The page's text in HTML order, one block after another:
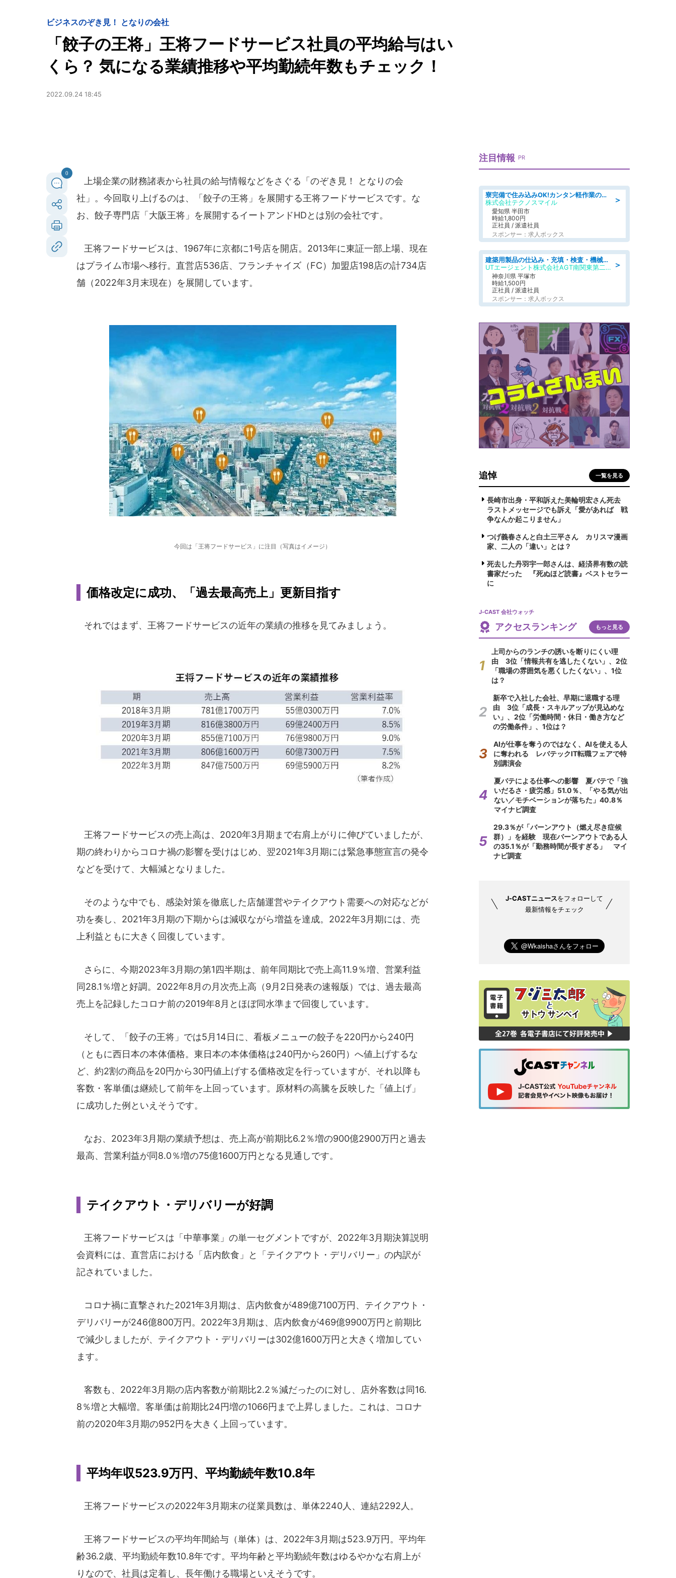
ビジネスのぞき見！ となりの会社
「餃子の王将」王将フードサービス社員の平均給与はい
くら？ 気になる業績推移や平均勤続年数もチェック！
2022.09.24 18:45
0
上場企業の財務諸表から社員の給与情報などをさぐる「のぞき見！ となりの会
社」。今回取り上げるのは、「餃子の王将」を展開する王将フードサービスです。な
お、餃子専門店「大阪王将」を展開するイートアンドHDとは別の会社です。
王将フードサービスは、1967年に京都に1号店を開店。2013年に東証一部上場、現在
はプライム市場へ移行。直営店536店、フランチャイズ（FC）加盟店198店の計734店
舗（2022年3月末現在）を展開しています。
今回は「王将フードサービス」に注目（写真はイメージ）
価格改定に成功、「過去最高売上」更新目指す
それではまず、王将フードサービスの近年の業績の推移を見てみましょう。
王将フードサービスの売上高は、2020年3月期まで右肩上がりに伸びていましたが、
期の終わりからコロナ禍の影響を受けはじめ、翌2021年3月期には緊急事態宣言の発令
などを受けて、大幅減となりました。
そのような中でも、感染対策を徹底した店舗運営やテイクアウト需要への対応などが
功を奏し、2021年3月期の下期からは減収ながら増益を達成。2022年3月期には、売
上利益ともに大きく回復しています。
さらに、今期2023年3月期の第1四半期は、前年同期比で売上高11.9％増、営業利益
同28.1％増と好調。2022年8月の月次売上高（9月2日発表の速報版）では、過去最高
売上を記録したコロナ前の2019年8月とほぼ同水準まで回復しています。
そして、「餃子の王将」では5月14日に、看板メニューの餃子を220円から240円
（ともに西日本の本体価格。東日本の本体価格は240円から260円）へ値上げするな
ど、約2割の商品を20円から30円値上げする価格改定を行っていますが、それ以降も
客数・客単価は継続して前年を上回っています。原材料の高騰を反映した「値上げ」
に成功した例といえそうです。
なお、2023年3月期の業績予想は、売上高が前期比6.2％増の900億2900万円と過去
最高、営業利益が同8.0％増の75億1600万円となる見通しです。
テイクアウト・デリバリーが好調
王将フードサービスは「中華事業」の単一セグメントですが、2022年3月期決算説明
会資料には、直営店における「店内飲食」と「テイクアウト・デリバリー」の内訳が
記されていました。
コロナ禍に直撃された2021年3月期は、店内飲食が489億7100万円、テイクアウト・
デリバリーが246億800万円。2022年3月期は、店内飲食が469億9900万円と前期比
で減少しましたが、テイクアウト・デリバリーは302億1600万円と大きく増加してい
ます。
客数も、2022年3月期の店内客数が前期比2.2％減だったのに対し、店外客数は同16.
8％増と大幅増。客単価は前期比24円増の1066円まで上昇しました。これは、コロナ
前の2020年3月期の952円を大きく上回っています。
平均年収523.9万円、平均勤続年数10.8年
王将フードサービスの2022年3月期末の従業員数は、単体2240人、連結2292人。
王将フードサービスの平均年間給与（単体）は、2022年3月期は523.9万円。平均年
齢36.2歳、平均勤続年数10.8年です。平均年齢と平均勤続年数はゆるやかな右肩上が
りなので、社員は定着し、長年働ける職場といえそうです。
注目情報 PR
＞
寮完備で住み込みOK!カンタン軽作業のお仕事 denso aichi
株式会社テクノスマイル
愛知県 半田市
時給1,800円
正社員 / 派遣社員
スポンサー：求人ボックス
＞
建築用製品の仕込み・充填・検査・機械操作/寮完備/日払い/工場・製造
UTエージェント株式会社AGT南関東第二CU
神奈川県 平塚市
時給1,500円
正社員 / 派遣社員
スポンサー：求人ボックス
追悼 一覧を見る
長崎市出身・平和訴えた美輪明宏さん死去
ラストメッセージでも訴え「愛があれば 戦
争なんか起こりません」
つげ義春さんと白土三平さん カリスマ漫画
家、二人の「違い」とは？
死去した丹羽宇一郎さんは、経済界有数の読
書家だった 『死ぬほど読書』ベストセラー
に
J-CAST 会社ウォッチ
アクセスランキング もっと見る
上司からのランチの誘いを断りにくい理
由 3位「情報共有を逃したくない」、2位
「職場の雰囲気を悪くしたくない」、1位
は？
新卒で入社した会社、早期に退職する理
由 3位「成長・スキルアップが見込めな
い」、2位「労働時間・休日・働き方など
の労働条件」、1位は？
AIが仕事を奪うのではなく、AIを使える人
に奪われる レバテックIT転職フェアで特
別講演会
夏バテによる仕事への影響 夏バテで「強
いだるさ・疲労感」51.0％、「やる気が出
ない／モチベーションが落ちた」40.8％
マイナビ調査
29.3％が「バーンアウト（燃え尽き症候
群）」を経験 現在バーンアウトである人
の35.1％が「勤務時間が長すぎる」 マイ
ナビ調査
J-CASTニュースをフォローして
最新情報をチェック